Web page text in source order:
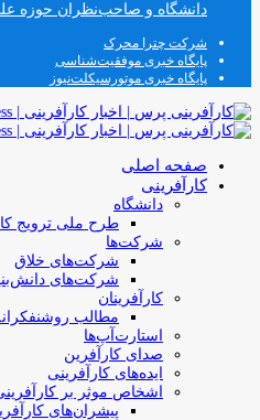
دانشگاه و صاحب‌نظران حوزه
شرکت چترا محرک
پایگاه خبری موفقیت‌شناسی
پایگاه خبری موتورسیکلت‌نیوز
صفحه اصلی
کارآفرینی
دانشگاه
طرح ملی ترویج
شرکت‌ها
شرکت‌های خلاق
شرکت‌های
کارآفرینان
مطالب
استارت‌آپ‌ها
صدای کارآفرین
ایده‌های کارآفرینی
اشخاص موثر بر
پیشران‌های